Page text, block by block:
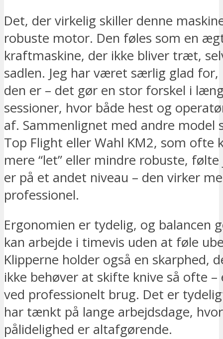
Det, der virkelig skiller denne
robuste motor. Den føles som en
kraftmaskine, der ikke bliver træt,
sadlen. Jeg har været særlig glad for,
den er – det gør en stor forskel i
sessioner, hvor både hest og
af. Sammenlignet med andre model
Top Flight eller Wahl KM2, som ofte
mere “let” eller mindre robuste,
er på et andet niveau – den virker
professionel.
Ergonomien er tydelig, og balancen
kan arbejde i timevis uden at føle
Klipperne holder også en skarphed,
ikke behøver at skifte knive så ofte
ved professionelt brug. Det er
har tænkt på lange arbejdsdage,
pålidelighed er altafgørende.